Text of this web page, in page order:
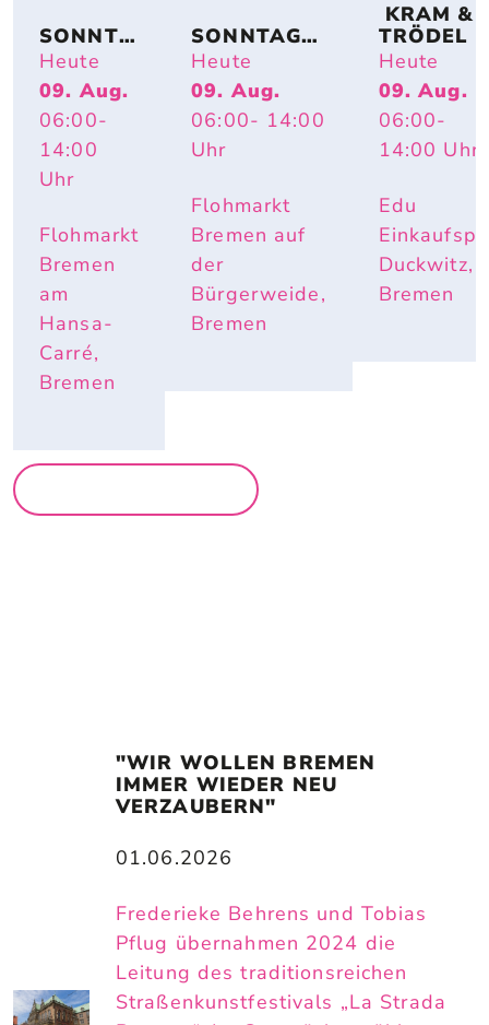
SONNTA
GSFLOH
MARKT
Heute
09. Aug.
06:00-
14:00
Uhr
Flohmarkt
Bremen
am
Hansa-
Carré,
Bremen
SONNTAGS
FLOHMARK
T
Heute
09. Aug.
06:00- 14:00
Uhr
Flohmarkt
Bremen auf
der
Bürgerweide,
Bremen
KRAM &
TRÖDEL
Heute
09. Aug.
06:00-
14:00 Uhr
Edu
Duckwitz,
Bremen
"WIR WOLLEN BREMEN
IMMER WIEDER NEU
VERZAUBERN"
01.06.2026
Frederieke Behrens und Tobias
Pflug übernahmen 2024 die
Leitung des traditionsreichen
Straßenkunstfestivals „La Strada